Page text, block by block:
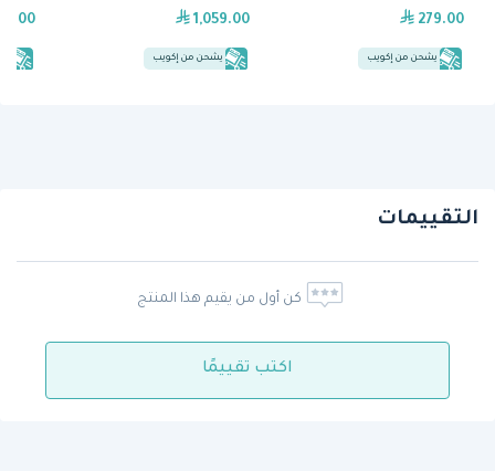
279.00
يشحن من إكويب
1,059.00
يشحن من إكويب
التقييمات
كن أول من يقيم هذا المنتج
اكتب تقييمًا